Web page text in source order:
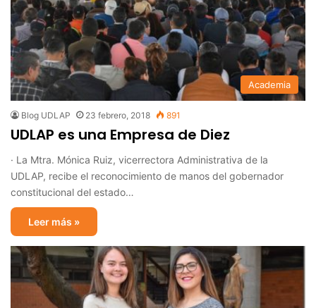
Academia
Blog UDLAP 23 febrero, 2018 891
UDLAP es una Empresa de Diez
· La Mtra. Mónica Ruiz, vicerrectora Administrativa de la
UDLAP, recibe el reconocimiento de manos del gobernador
constitucional del estado…
Leer más »